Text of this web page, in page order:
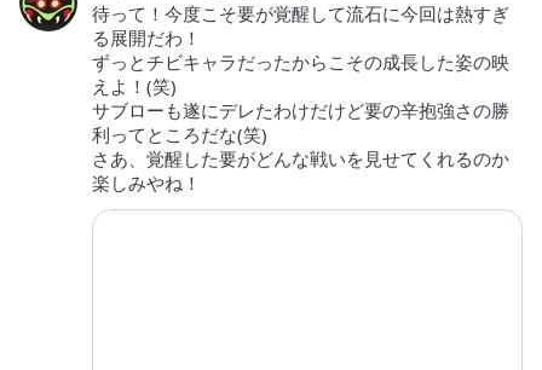
待って！今度こそ要が覚醒して流石に今回は熱すぎ
る展開だわ！
ずっとチビキャラだったからこその成長した姿の映
えよ！(笑)
サブローも遂にデレたわけだけど要の辛抱強さの勝
利ってところだな(笑)
さあ、覚醒した要がどんな戦いを見せてくれるのか
楽しみやね！